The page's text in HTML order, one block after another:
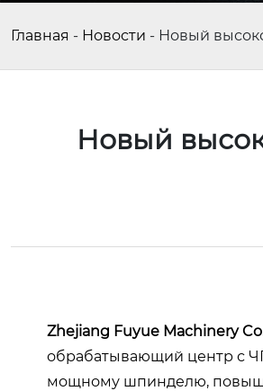
Главная - Новости - Новый
Новый
Zhejiang Fuyue Machinery
обрабатывающий центр с
мощному шпинделю,